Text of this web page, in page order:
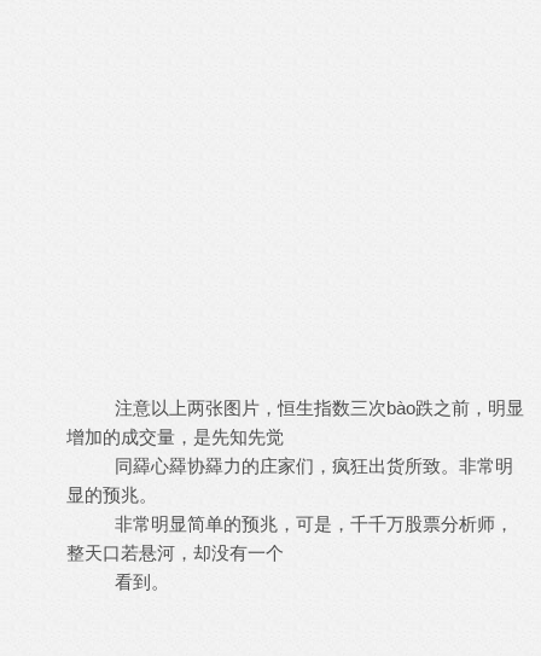
注意以上两张图片，恒生指数三次bào跌之前，明显
增加的成交量，是先知先觉
同羄心羄协羄力的庄家们，疯狂出货所致。非常明
显的预兆。
非常明显简单的预兆，可是，千千万股票分析师，
整天口若悬河，却没有一个
看到。